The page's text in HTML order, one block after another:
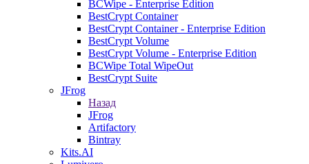
BCWipe - Enterprise Edition
BestCrypt Container
BestCrypt Container - Enterprise Edition
BestCrypt Volume
BestCrypt Volume - Enterprise Edition
BCWipe Total WipeOut
BestCrypt Suite
JFrog
Назад
JFrog
Artifactory
Bintray
Kits.AI